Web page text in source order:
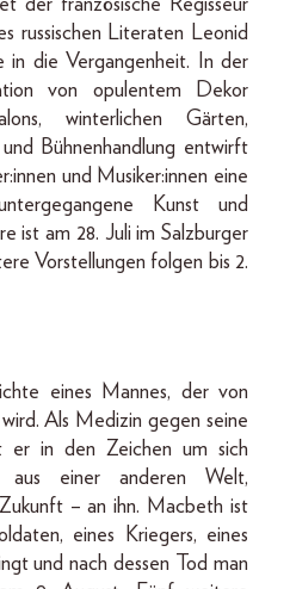
der französische Regisseur
russischen Literaten Leonid
in die Vergangenheit. In der
von opulentem Dekor
winterlichen Gärten,
Bühnenhandlung entwirft
und Musiker:innen eine
Kunst und
ist am 28. Juli im Salzburger
Vorstellungen folgen bis 2.
eines Mannes, der von
Als Medizin gegen seine
er in den Zeichen um sich
aus einer anderen Welt,
– an ihn. Macbeth ist
eines Kriegers, eines
und nach dessen Tod man